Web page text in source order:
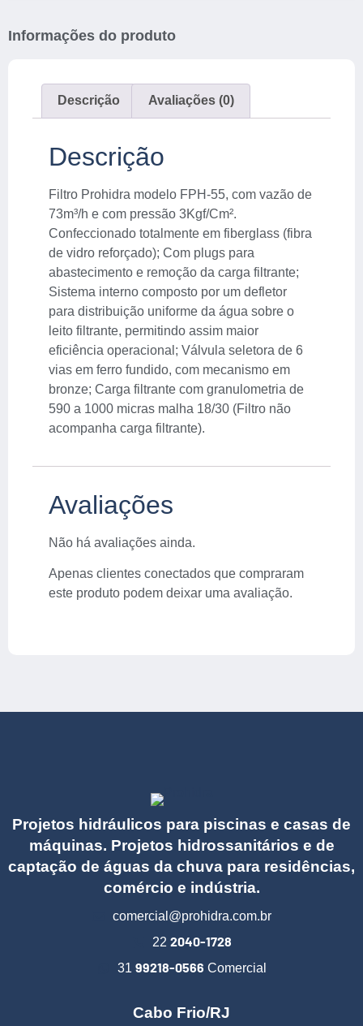
Informações do produto
Descrição Avaliações (0)
Descrição
Filtro Prohidra modelo FPH-55, com vazão de
73m³/h e com pressão 3Kgf/Cm².
Confeccionado totalmente em fiberglass (fibra
de vidro reforçado); Com plugs para
abastecimento e remoção da carga filtrante;
Sistema interno composto por um defletor
para distribuição uniforme da água sobre o
leito filtrante, permitindo assim maior
eficiência operacional; Válvula seletora de 6
vias em ferro fundido, com mecanismo em
bronze; Carga filtrante com granulometria de
590 a 1000 micras malha 18/30 (Filtro não
acompanha carga filtrante).
Avaliações
Não há avaliações ainda.
Apenas clientes conectados que compraram
este produto podem deixar uma avaliação.
Projetos hidráulicos para piscinas e casas de
máquinas. Projetos hidrossanitários e de
captação de águas da chuva para residências,
comércio e indústria.
comercial@prohidra.com.br
22 2040-1728
31 99218-0566 Comercial
Cabo Frio/RJ